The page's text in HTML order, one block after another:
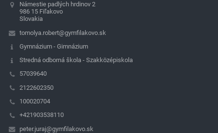
Námestie padlých hrdinov 2
986 15 Fiľakovo
Slovakia
tomolya.robert@gymfilakovo.sk
Gymnázium - Gimnázium
Stredná odborná škola - Szakközépiskola
57039640
2122602350
100020704
+421903538110
peter.juraj@gymfilakovo.sk